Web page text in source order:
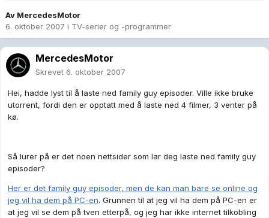
Av MercedesMotor
6. oktober 2007 i TV-serier og -programmer
MercedesMotor
Skrevet 6. oktober 2007
Hei, hadde lyst til å laste ned family guy episoder. Ville ikke bruke
utorrent, fordi den er opptatt med å laste ned 4 filmer, 3 venter på
kø.
Så lurer på er det noen nettsider som lar deg laste ned family guy
episoder?
Her er det family guy episoder, men de kan man bare se online og
jeg vil ha dem på PC-en. Grunnen til at jeg vil ha dem på PC-en er
at jeg vil se dem på tven etterpå, og jeg har ikke internet tilkobling